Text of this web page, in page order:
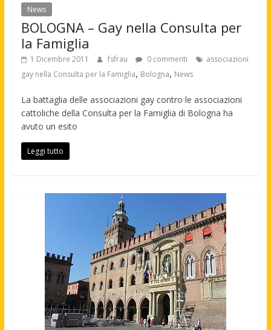
News
BOLOGNA – Gay nella Consulta per
la Famiglia
1 Dicembre 2011 fsfrau 0 commenti
associazioni
gay nella Consulta per la Famiglia, Bologna, News
La battaglia delle associazioni gay contro le associazioni
cattoliche della Consulta per la Famiglia di Bologna ha
avuto un esito
Leggi tutto